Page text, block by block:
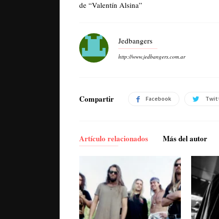
de “Valentín Alsina”
Jedbangers
http://www.jedbangers.com.ar
Compartir Facebook
Artículo relacionados Más del autor